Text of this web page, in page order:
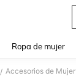
Ropa de mujer
/ Accesorios de Mujer